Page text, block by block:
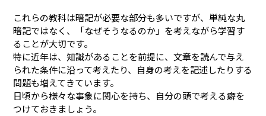
これらの教科は暗記が必要な部分も多いですが、単純な丸
暗記ではなく、「なぜそうなるのか」を考えながら学習す
ることが大切です。
特に近年は、知識があることを前提に、文章を読んで与え
られた条件に沿って考えたり、自身の考えを記述したりする
問題も増えてきています。
日頃から様々な事象に関心を持ち、自分の頭で考える癖を
つけておきましょう。